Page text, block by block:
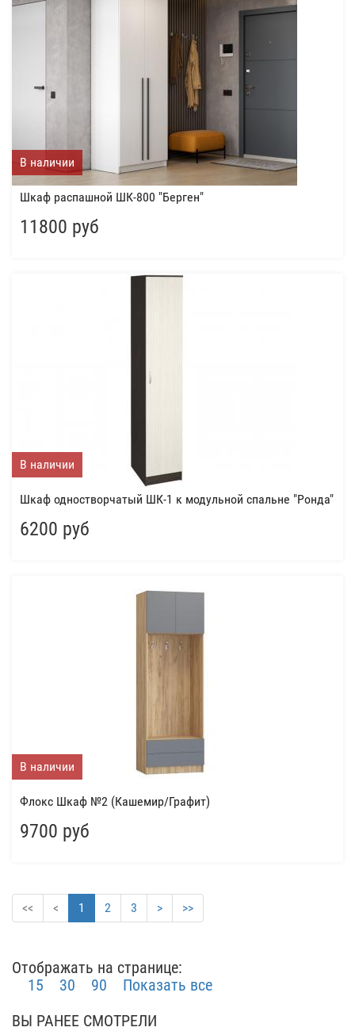
В наличии
Шкаф распашной ШК-800 "Берген"
11800 руб
В наличии
Шкаф одностворчатый ШК-1 к модульной спальне "Ронда"
6200 руб
В наличии
Флокс Шкаф №2 (Кашемир/Графит)
9700 руб
<< < 1 2 3 > >>
Отображать на странице:
15
30 90
Показать все
ВЫ РАНЕЕ СМОТРЕЛИ